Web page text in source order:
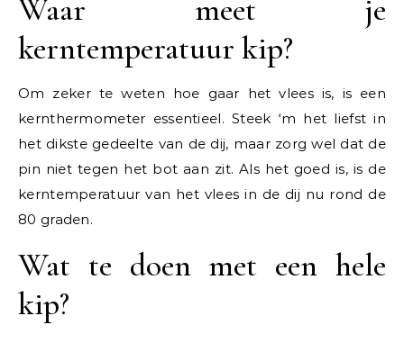
Waar meet je
kerntemperatuur kip?
Om zeker te weten hoe gaar het vlees is, is een
kernthermometer essentieel. Steek ‘m het liefst in
het dikste gedeelte van de dij, maar zorg wel dat de
pin niet tegen het bot aan zit. Als het goed is, is de
kerntemperatuur van het vlees in de dij nu rond de
80 graden.
Wat te doen met een hele
kip?